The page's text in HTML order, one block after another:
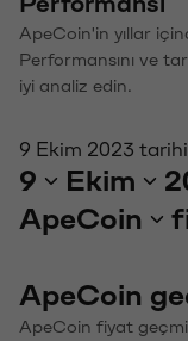
ApeCoin'in yıllar
Performansını ve
iyi analiz edin.
9 Ekim 2023
9 Ekim
ApeCoin
ApeCoin
ApeCoin fiyat